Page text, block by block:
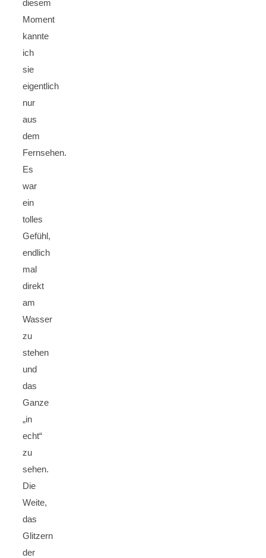
diesem
Moment
kannte
ich
sie
eigentlich
nur
aus
dem
Fernsehen.
Es
war
ein
tolles
Gefühl,
endlich
mal
direkt
am
Wasser
zu
stehen
und
das
Ganze
„in
echt“
zu
sehen.
Die
Weite,
das
Glitzern
der